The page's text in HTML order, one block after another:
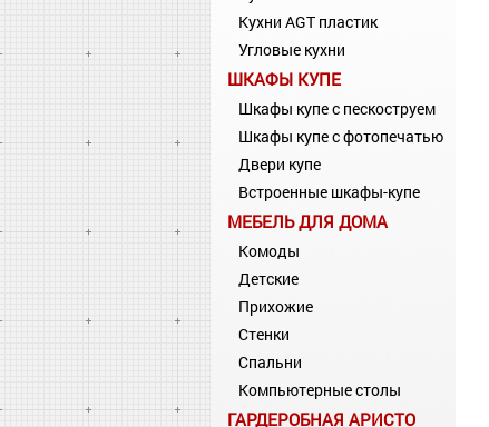
Кухни AGT пластик
Угловые кухни
ШКАФЫ КУПЕ
Шкафы купе с пескоструем
Шкафы купе с фотопечатью
Двери купе
Встроенные шкафы-купе
МЕБЕЛЬ ДЛЯ ДОМА
Комоды
Детские
Прихожие
Стенки
Спальни
Компьютерные столы
ГАРДЕРОБНАЯ АРИСТО